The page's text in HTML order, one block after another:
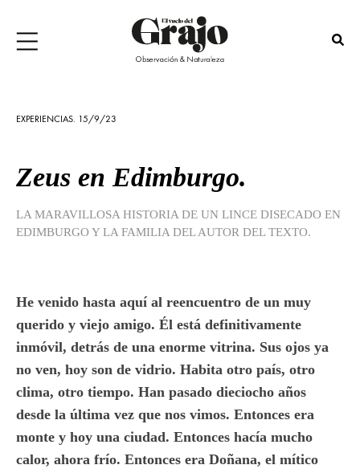
EXPERIENCIAS. 15/9/23
Zeus en Edimburgo.
LA MARAVILLOSA HISTORIA DE UN LINCE DISECADO EN
EDIMBURGO Y LA FAMILIA DEL AUTOR DEL TEXTO.
He venido hasta aquí al reencuentro de un muy
querido y viejo amigo. Él está definitivamente
inmóvil, detrás de una enorme vitrina. Sus ojos ya
no ven, hoy son de vidrio. Habita otro país, otro
clima, otro tiempo. Han pasado dieciocho años
desde la última vez que nos vimos. Entonces era
monte y hoy una ciudad. Entonces hacía mucho
calor, ahora frío. Entonces era Doñana, el mítico